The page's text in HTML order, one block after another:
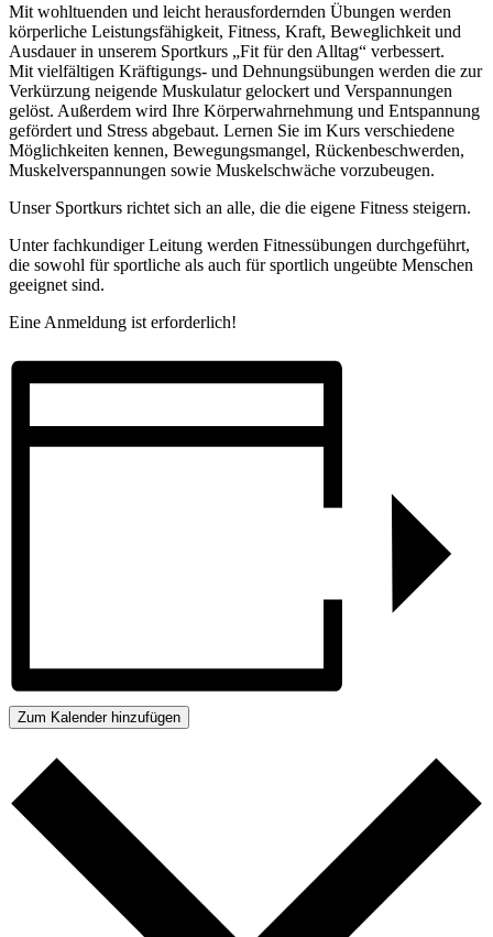
Mit wohltuenden und leicht herausfordernden Übungen werden
körperliche Leistungsfähigkeit, Fitness, Kraft, Beweglichkeit und
Ausdauer in unserem Sportkurs „Fit für den Alltag“ verbessert.
Mit vielfältigen Kräftigungs- und Dehnungsübungen werden die zur
Verkürzung neigende Muskulatur gelockert und Verspannungen
gelöst. Außerdem wird Ihre Körperwahrnehmung und Entspannung
gefördert und Stress abgebaut. Lernen Sie im Kurs verschiedene
Möglichkeiten kennen, Bewegungsmangel, Rückenbeschwerden,
Muskelverspannungen sowie Muskelschwäche vorzubeugen.
Unser Sportkurs richtet sich an alle, die die eigene Fitness steigern.
Unter fachkundiger Leitung werden Fitnessübungen durchgeführt,
die sowohl für sportliche als auch für sportlich ungeübte Menschen
geeignet sind.
Eine Anmeldung ist erforderlich!
Zum Kalender hinzufügen